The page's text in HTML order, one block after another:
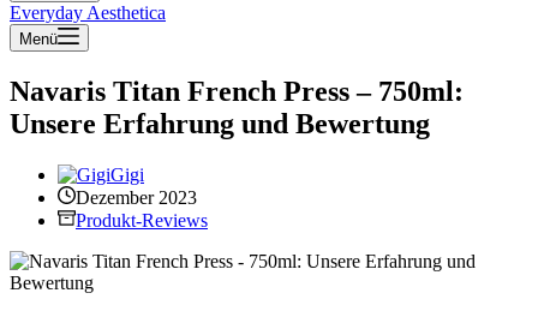
Everyday Aesthetica
Menü
Navaris Titan French Press – 750ml:
Unsere Erfahrung und Bewertung
Gigi
Dezember 2023
Produkt-Reviews